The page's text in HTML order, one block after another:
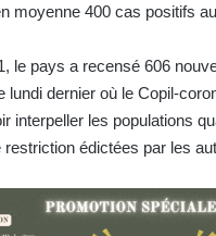
moyenne 400 cas positifs
le pays a recensé 606
lundi dernier où le Copil-
interpeller les populations
édictées par les